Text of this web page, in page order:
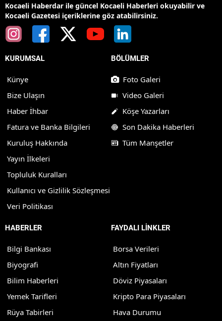
Kocaeli Haberdar ile güncel Kocaeli Haberleri okuyabilir ve
Kocaeli Gazetesi içeriklerine göz atabilirsiniz.
KURUMSAL
Künye
Bize Ulaşın
Haber İhbar
Fatura ve Banka Bilgileri
Kuruluş Hakkında
Yayın İlkeleri
Topluluk Kuralları
Kullanıcı ve Gizlilik Sözleşmesi
Veri Politikası
BÖLÜMLER
Foto Galeri
Video Galeri
Köşe Yazarları
Son Dakika Haberleri
Tüm Manşetler
HABERLER
Bilgi Bankası
Biyografi
Bilim Haberleri
Yemek Tarifleri
Rüya Tabirleri
FAYDALI LİNKLER
Borsa Verileri
Altın Fiyatları
Döviz Piyasaları
Kripto Para Piyasaları
Hava Durumu